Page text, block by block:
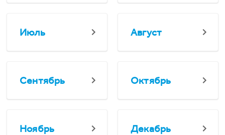
Июль Август
Сентябрь Октябрь
Ноябрь Декабрь